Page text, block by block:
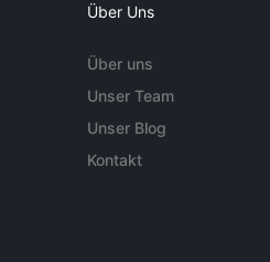
Über Uns
Über uns
Unser Team
Unser Blog
Kontakt